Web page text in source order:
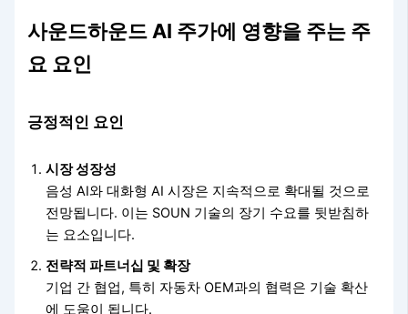
사운드하운드 AI 주가에 영향을 주는 주
요 요인
긍정적인 요인
시장 성장성
음성 AI와 대화형 AI 시장은 지속적으로 확대될 것으로
전망됩니다. 이는 SOUN 기술의 장기 수요를 뒷받침하
는 요소입니다.
전략적 파트너십 및 확장
기업 간 협업, 특히 자동차 OEM과의 협력은 기술 확산
에 도움이 됩니다.